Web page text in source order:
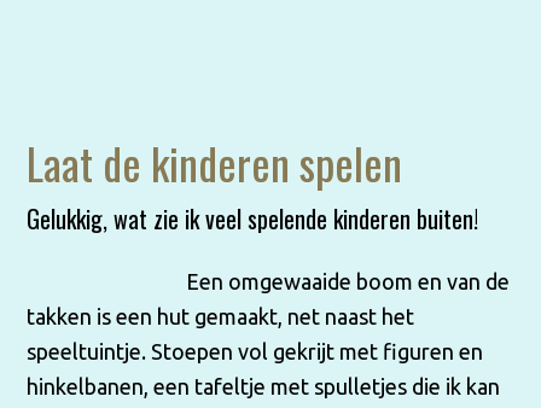
Laat de kinderen spelen
Gelukkig, wat zie ik veel spelende kinderen buiten!
Een omgewaaide boom en van de
takken is een hut gemaakt, net naast het
speeltuintje. Stoepen vol gekrijt met figuren en
hinkelbanen, een tafeltje met spulletjes die ik kan